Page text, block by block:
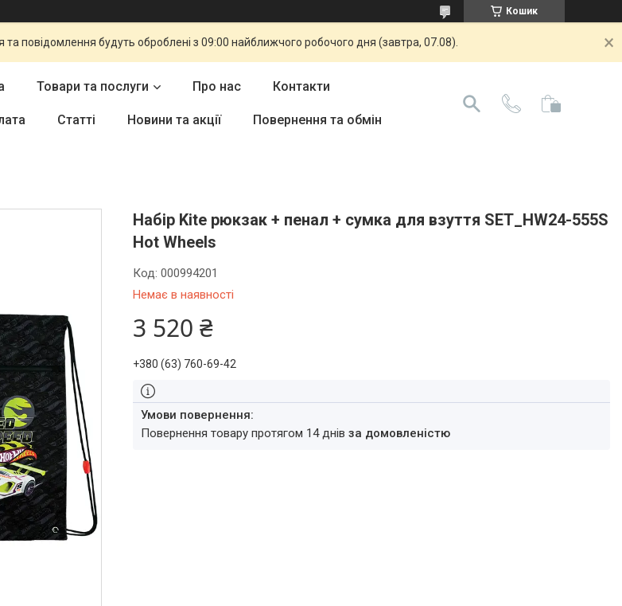
Кошик
повідомлення будуть оброблені з 09:00 найближчого робочого дня (завтра, 07.08).
Товари та послуги Про нас Контакти
Статті Новини та акції Повернення та обмін
Набір Kite рюкзак + пенал + сумка для взуття SET_HW24-555S
Hot Wheels
Немає в наявності
Код:000994201
3 520 ₴
+380 (63) 760-69-42
повернення товару протягом 14 днівза домовленістю